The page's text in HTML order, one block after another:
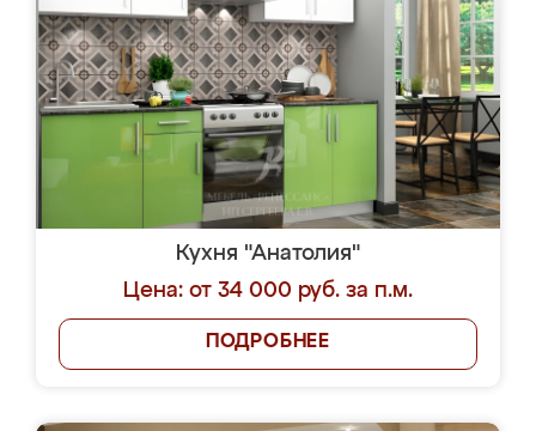
Кухня "Анатолия"
Цена: от 34 000 руб. за п.м.
ПОДРОБНЕЕ